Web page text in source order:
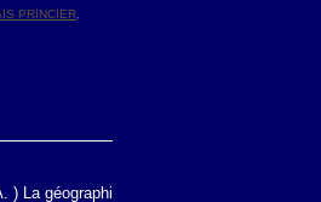
PRINCIER
) La géographi